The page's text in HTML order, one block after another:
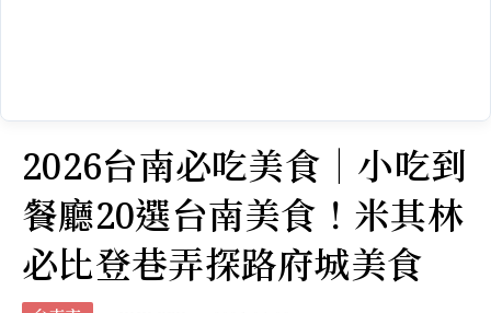
2026台南必吃美食｜小吃到
餐廳20選台南美食！米其林
必比登巷弄探路府城美食